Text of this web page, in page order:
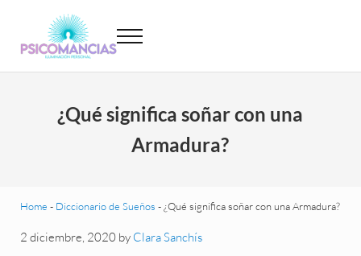
Psicomancias
Menu
¿Qué significa soñar con una
Armadura?
Home - Diccionario de Sueños -¿Qué significa soñar con una Armadura?
2 diciembre, 2020 by Clara Sanchís